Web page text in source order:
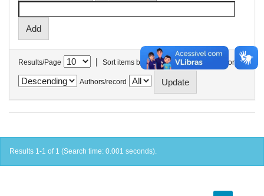
Results/Page | Sort items by In order
Authors/record
Results 1-1 of 1 (Search time: 0.001 seconds).